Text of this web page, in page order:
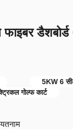
5KW 6
गोल्फ कार्ट